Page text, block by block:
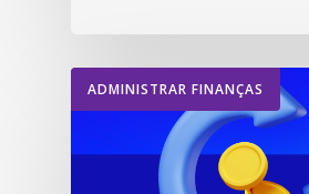
ADMINISTRAR FINANÇAS